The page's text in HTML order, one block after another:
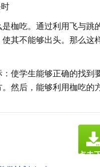
是枷吃。通过利用飞与跳
其不能够出头。那么这
：使学生能够正确的找到
然后，能够利用枷吃的
点击